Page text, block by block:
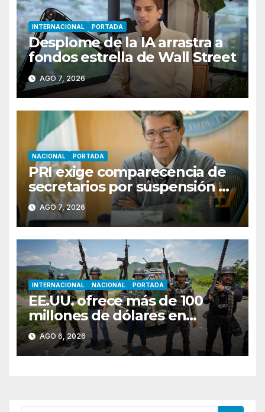
INTERNACIONAL PORTADA
Desplome de la IA arrastra a
fondos estrella de Wall Street
AGO 7, 2026
NACIONAL PORTADA
PRI exige comparecencia de
secretarios por suspensión de
aguacate; Monreal llama a
cerrar filas
AGO 7, 2026
INTERNACIONAL NACIONAL PORTADA
EE.UU. ofrece más de 100
millones de dólares en
recompensas por líderes del
CJNG
AGO 6, 2026